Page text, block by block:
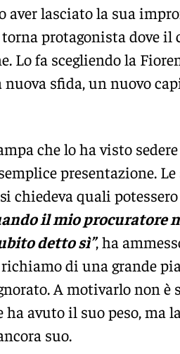
aver lasciato la sua
torna protagonista dove il
Lo fa scegliendo la
nuova sfida, un nuovo
che lo ha visto
presentazione. Le
chiedeva quali
il mio procuratore
detto sì”, ha
di una grande
A motivarlo non è
ha avuto il suo peso, ma
suo.